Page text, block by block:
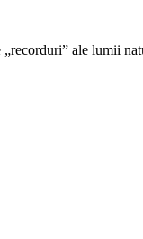
ale lumii